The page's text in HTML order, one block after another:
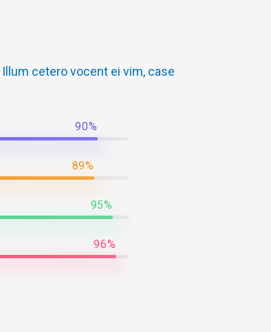
cetero vocent ei vim, case
90%
89%
95%
96%